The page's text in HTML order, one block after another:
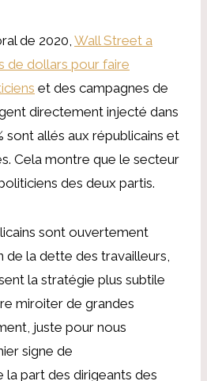
de 2020, Wall Street a
de dollars pour faire
et des campagnes de
directement injecté dans
sont allés aux républicains et
Cela montre que le secteur
des deux partis.
sont ouvertement
de la dette des travailleurs,
la stratégie plus subtile
miroiter de grandes
juste pour nous
signe de
part des dirigeants des